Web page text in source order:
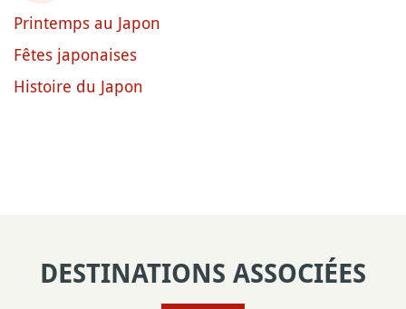
Printemps au Japon
Fêtes japonaises
Histoire du Japon
DESTINATIONS ASSOCIÉES